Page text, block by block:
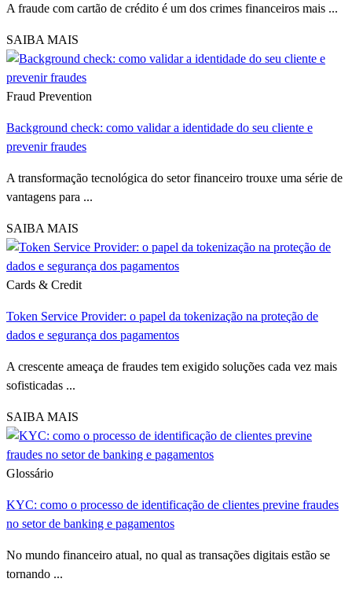
A fraude com cartão de crédito é um dos crimes financeiros mais ...
SAIBA MAIS
Fraud Prevention
Background check: como validar a identidade do seu cliente e
prevenir fraudes
A transformação tecnológica do setor financeiro trouxe uma série de
vantagens para ...
SAIBA MAIS
Cards & Credit
Token Service Provider: o papel da tokenização na proteção de
dados e segurança dos pagamentos
A crescente ameaça de fraudes tem exigido soluções cada vez mais
sofisticadas ...
SAIBA MAIS
Glossário
KYC: como o processo de identificação de clientes previne fraudes
no setor de banking e pagamentos
No mundo financeiro atual, no qual as transações digitais estão se
tornando ...